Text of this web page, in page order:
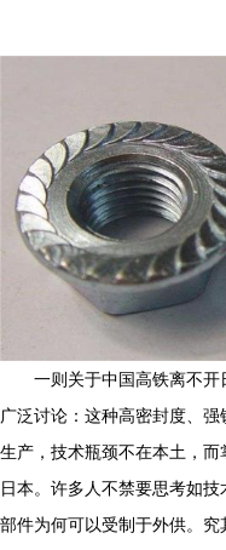
一则关于中国高铁离不开
广泛讨论：这种高密封度、
生产，技术瓶颈不在本土，
日本。许多人不禁要思考如
部件为何可以受制于外供。